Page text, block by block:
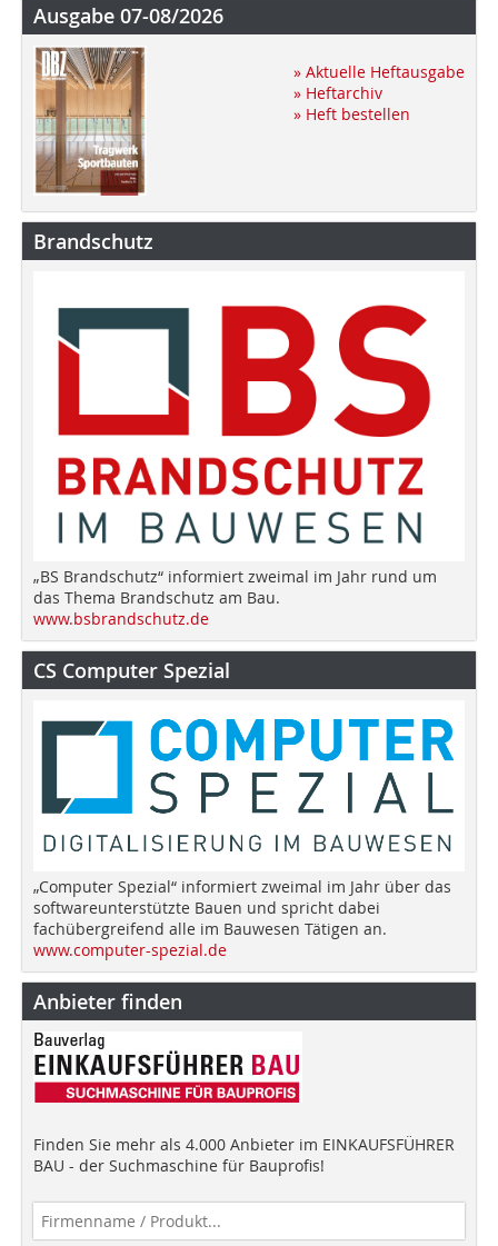
Ausgabe 07-08/2026
» Aktuelle Heftausgabe
» Heftarchiv
» Heft bestellen
Brandschutz
„BS Brandschutz“ informiert zweimal im Jahr rund um
das Thema Brandschutz am Bau.
www.bsbrandschutz.de
CS Computer Spezial
„Computer Spezial“ informiert zweimal im Jahr über das
softwareunterstützte Bauen und spricht dabei
fachübergreifend alle im Bauwesen Tätigen an.
www.computer-spezial.de
Anbieter finden
Finden Sie mehr als 4.000 Anbieter im EINKAUFSFÜHRER
BAU - der Suchmaschine für Bauprofis!